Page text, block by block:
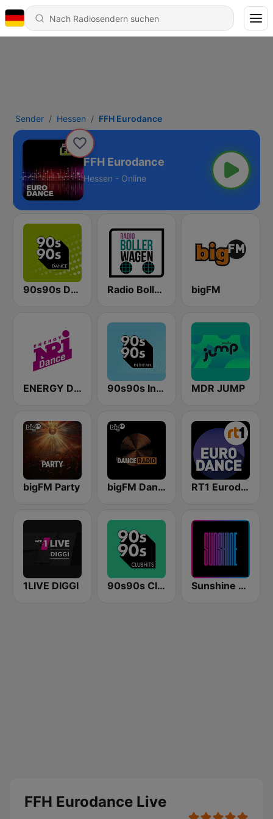
Sender Hessen FFH Eurodance
FFH Eurodance
Hessen - Online
90s90s Dance Radio Bollerwagen bigFM
ENERGY Dance 90s90s In the Mix MDR JUMP
bigFM Party bigFM Dance Radio RT1 Eurodance
1LIVE DIGGI 90s90s Clubhits Sunshine - Eurodance
FFH Eurodance Live